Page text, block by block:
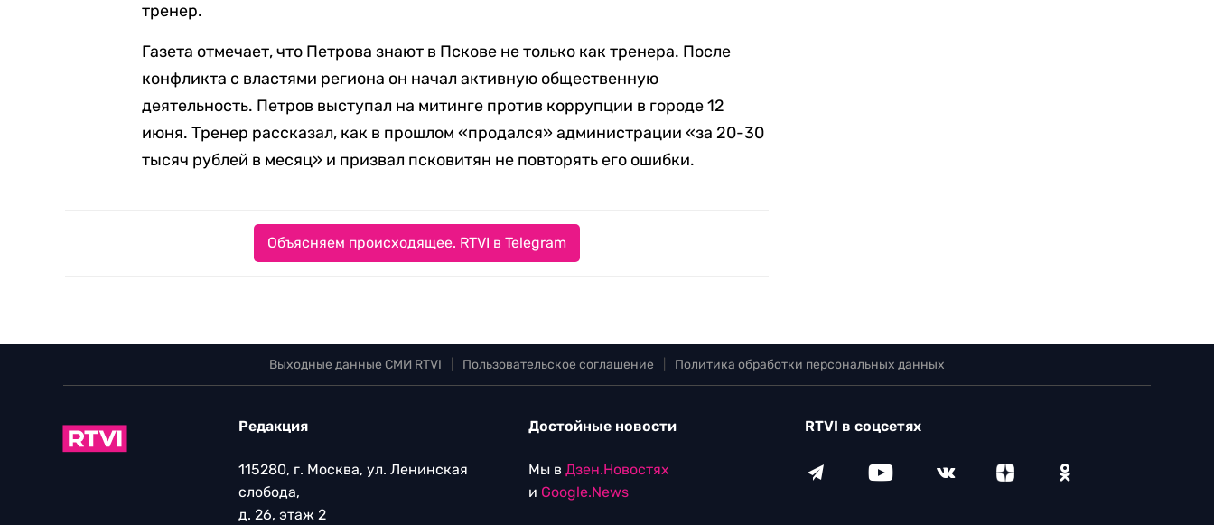
тренер.
Газета отмечает, что Петрова знают в Пскове не только как тренера. После
конфликта с властями региона он начал активную общественную
деятельность. Петров выступал на митинге против коррупции в городе 12
июня. Тренер рассказал, как в прошлом «продался» администрации «за 20-30
тысяч рублей в месяц» и призвал псковитян не повторять его ошибки.
Объясняем происходящее. RTVI в Telegram
Выходные данные СМИ RTVI Пользовательское соглашение Политика обработки персональных данных
Редакция
115280, г. Москва, ул. Ленинская
слобода,
д. 26, этаж 2
Достойные новости
Мы в Дзен.Новостях
и Google.News
RTVI в соцсетях